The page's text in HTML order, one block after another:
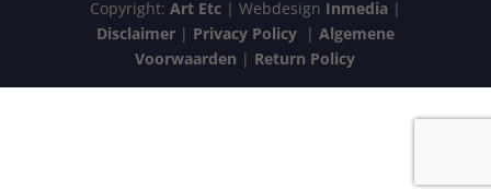
Copyright: Art Etc| Webdesign Inmedia|
Disclaimer| Privacy Policy| Algemene
Voorwaarden | Return Policy